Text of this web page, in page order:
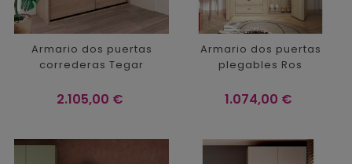
Armario dos puertas
correderas Tegar
Precio
2.105,00 €
Armario dos puertas
plegables Ros
Precio
1.074,00 €